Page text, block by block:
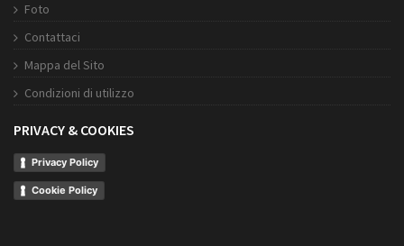
Foto
Contattaci
Mappa del Sito
Condizioni di utilizzo
PRIVACY & COOKIES
Privacy Policy
Cookie Policy